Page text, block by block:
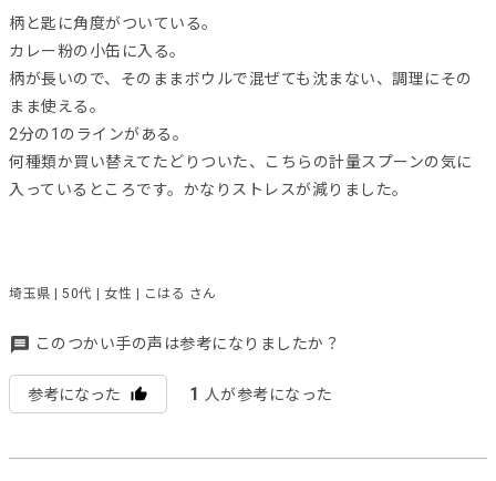
柄と匙に角度がついている。
カレー粉の小缶に入る。
柄が長いので、そのままボウルで混ぜても沈まない、調理にその
まま使える。
2分の1のラインがある。
何種類か買い替えてたどりついた、こちらの計量スプーンの気に
入っているところです。かなりストレスが減りました。
埼玉県 | 50代 | 女性 | こはる さん
このつかい手の声は参考になりましたか？
参考になった 1 人が参考になった